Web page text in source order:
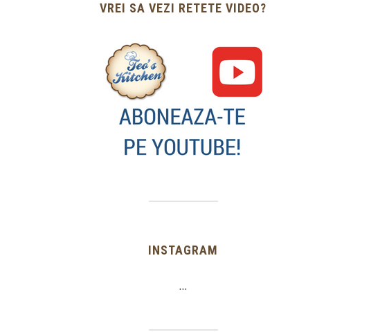
VREI SA VEZI RETETE VIDEO?
INSTAGRAM
…